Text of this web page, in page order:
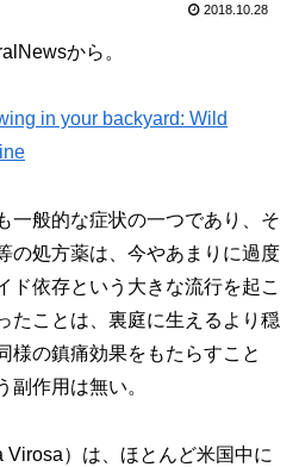
2018.10.28
から。
in your backyard: Wild
一般的な症状の一つであり、そ
の処方薬は、今やあまりに過度
ド依存という大きな流行を起こ
たことは、裏庭に生えるより穏
様の鎮痛効果をもたらすこと
副作用は無い。
Virosa）は、ほとんど米国中に